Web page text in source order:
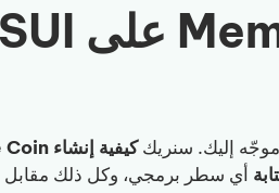
موجّه إليك. سنريك
أي سطر برمجي، وكل ذلك مقابل